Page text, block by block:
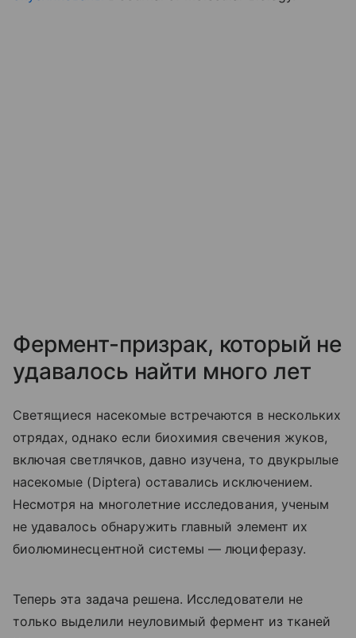
Фермент-призрак, который не
удавалось найти много лет
Светящиеся насекомые встречаются в нескольких
отрядах, однако если биохимия свечения жуков,
включая светлячков, давно изучена, то двукрылые
насекомые (Diptera) оставались исключением.
Несмотря на многолетние исследования, ученым
не удавалось обнаружить главный элемент их
биолюминесцентной системы — люциферазу.
Теперь эта задача решена. Исследователи не
только выделили неуловимый фермент из тканей